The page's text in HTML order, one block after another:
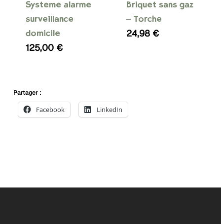
Système alarme
surveillance
domicile
125,00 €
plusieurs
variations.
Les
sur
Briquet sans gaz
– Torche
24,98 €
Partager :
Facebook LinkedIn